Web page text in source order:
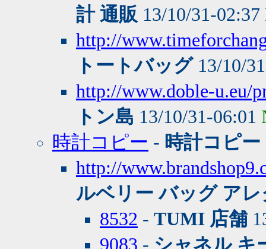
計 通販 13/10/31-02:37
http://
トートバッグ13/10/
http://www.doble-u.eu/
トン島 13/10/31-06:01
時計コピー - 時計コピー
http://
ルベリー バッグ ア
8532 - TUMI 店舗
9083 - シャネル キ